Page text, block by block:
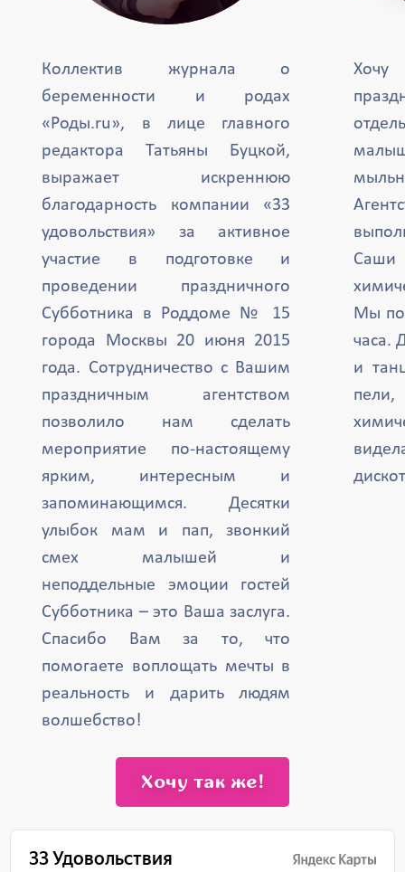
Коллектив журнала о
беременности и родах
«Роды.ru», в лице главного
редактора Татьяны Буцкой,
выражает искреннюю
благодарность компании «33
удовольствия» за активное
участие в подготовке и
проведении праздничного
Субботника в Роддоме № 15
города Москвы 20 июня 2015
года. Сотрудничество с Вашим
праздничным агентством
позволило нам сделать
мероприятие по-настоящему
ярким, интересным и
запоминающимся. Десятки
улыбок мам и пап, звонкий
смех малышей и
неподдельные эмоции гостей
Субботника – это Ваша заслуга.
Спасибо Вам за то, что
помогаете воплощать мечты в
реальность и дарить людям
волшебство!
Саши
Мы
часа.
и
Хочу так же!